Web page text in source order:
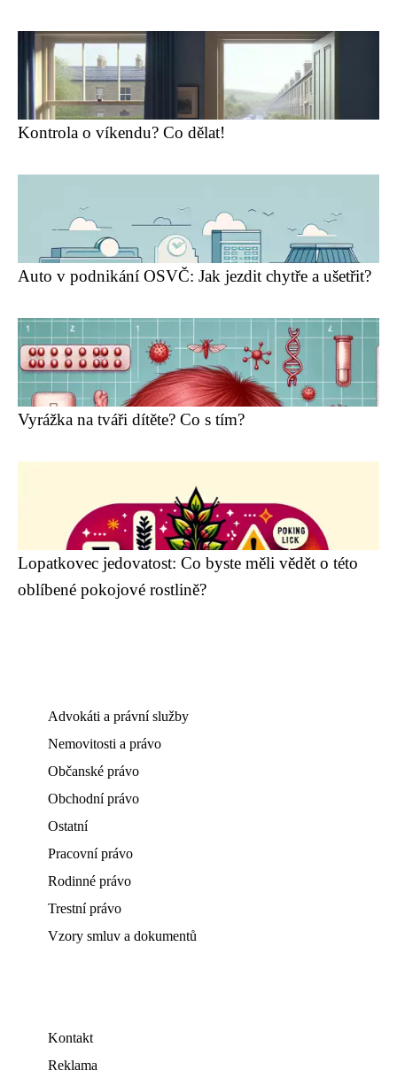
Kontrola o víkendu? Co dělat!
Auto v podnikání OSVČ: Jak jezdit chytře a ušetřit?
Vyrážka na tváři dítěte? Co s tím?
Lopatkovec jedovatost: Co byste měli vědět o této
oblíbené pokojové rostlině?
Advokáti a právní služby
Nemovitosti a právo
Občanské právo
Obchodní právo
Ostatní
Pracovní právo
Rodinné právo
Trestní právo
Vzory smluv a dokumentů
Kontakt
Reklama